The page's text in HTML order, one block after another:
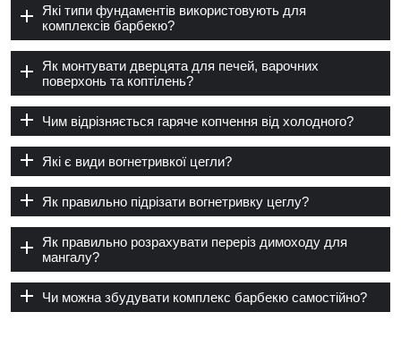
Які типи фундаментів використовують для
комплексів барбекю?
Як монтувати дверцята для печей, варочних
поверхонь та коптілень?
Чим відрізняється гаряче копчення від холодного?
Які є види вогнетривкої цегли?
Як правильно підрізати вогнетривку цеглу?
Як правильно розрахувати переріз димоходу для
мангалу?
Чи можна збудувати комплекс барбекю самостійно?